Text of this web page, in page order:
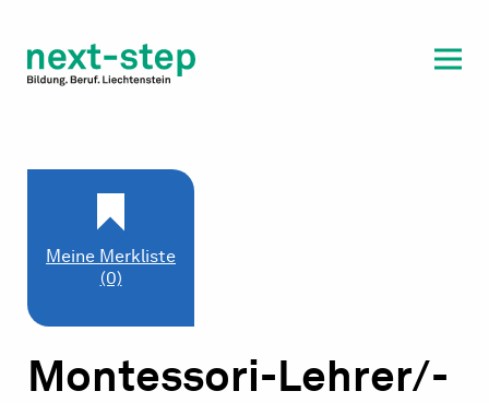
Beratung & Unterstützung
Meine Merkliste
(0)
Montessori-Lehrer/-